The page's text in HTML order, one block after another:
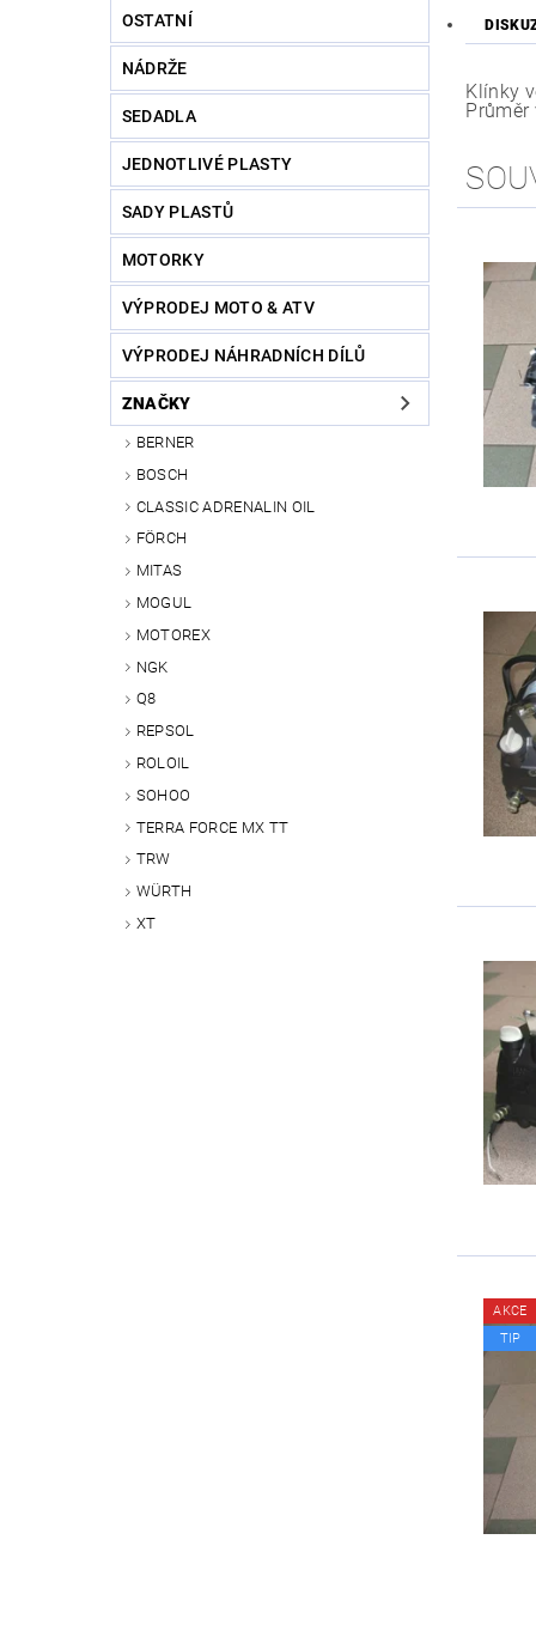
OSTATNÍ
NÁDRŽE
SEDADLA
JEDNOTLIVÉ PLASTY
SADY PLASTŮ
MOTORKY
VÝPRODEJ MOTO & ATV
VÝPRODEJ NÁHRADNÍCH DÍLŮ
ZNAČKY
BERNER
BOSCH
CLASSIC ADRENALIN OIL
FÖRCH
MITAS
MOGUL
MOTOREX
NGK
Q8
REPSOL
ROLOIL
SOHOO
TERRA FORCE MX TT
TRW
WÜRTH
XT
Klínky
AKCE
TIP